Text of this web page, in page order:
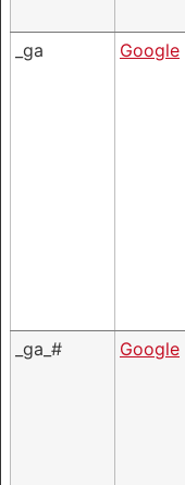
_ga Google
_ga_# Google